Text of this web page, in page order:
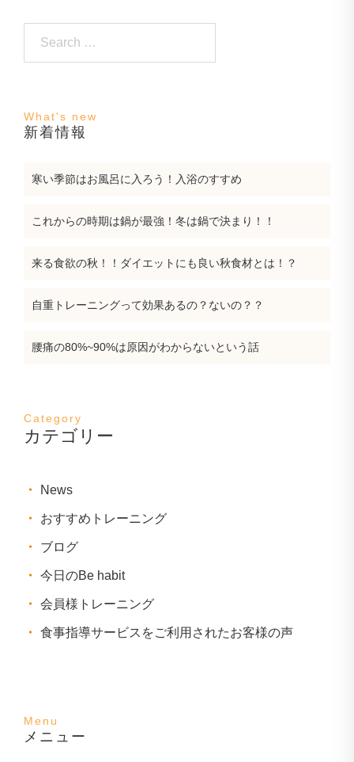
新着情報
寒い季節はお風呂に入ろう！入浴のすすめ
これからの時期は鍋が最強！冬は鍋で決まり！！
来る食欲の秋！！ダイエットにも良い秋食材とは！？
自重トレーニングって効果あるの？ないの？？
腰痛の80%~90%は原因がわからないという話
カテゴリー
News
おすすめトレーニング
ブログ
今日のBe habit
会員様トレーニング
食事指導サービスをご利用されたお客様の声
メニュー